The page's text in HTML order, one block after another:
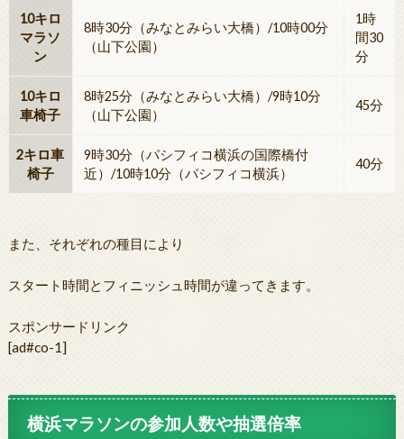
10キロ
マラソ
ン
8時30分（みなとみらい大橋）/10時00分
（山下公園）
1時
間30
分
10キロ
車椅子
8時25分（みなとみらい大橋）/9時10分
（山下公園）
45分
2キロ車
椅子
9時30分（パシフィコ横浜の国際橋付
近）/10時10分（パシフィコ横浜）
40分
また、それぞれの種目により
スタート時間とフィニッシュ時間が違ってきます。
スポンサードリンク
[ad#co-1]
横浜マラソンの参加人数や抽選倍率